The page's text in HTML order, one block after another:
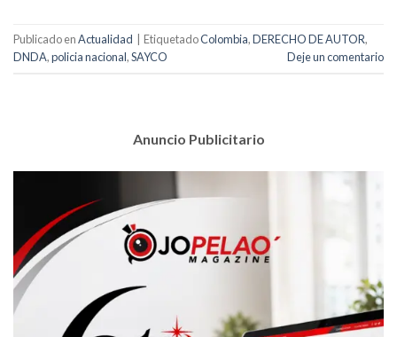
Publicado enActualidad EtiquetadoColombia,DERECHO DE AUTOR,
DNDA,policia nacional,SAYCO Deje un comentario
Anuncio Publicitario